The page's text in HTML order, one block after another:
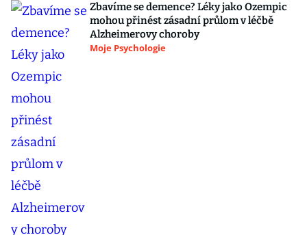
Zbavíme se demence? Léky jako Ozempic
mohou přinést zásadní průlom v léčbě
Alzheimerovy choroby
Moje Psychologie